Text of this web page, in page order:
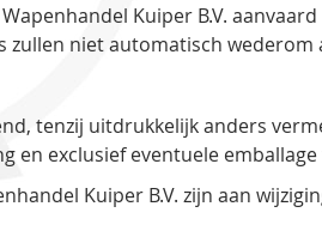
Kuiper B.V.
niet automatisch
tenzij uitdrukkelijk anders
en exclusief eventuele
Kuiper B.V. zijn aan